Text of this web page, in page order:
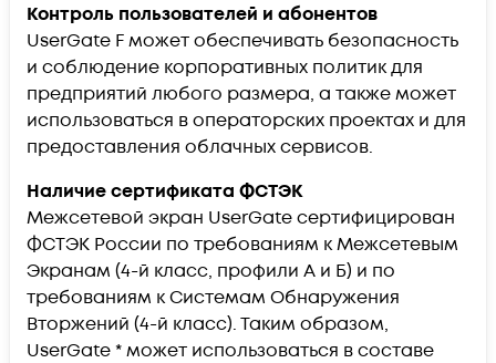
Контроль пользователей и абонентов
UserGate F может обеспечивать безопасность
и соблюдение корпоративных политик для
предприятий любого размера, а также может
использоваться в операторских проектах и для
предоставления облачных сервисов.
Наличие сертификата ФСТЭК
Межсетевой экран UserGate сертифицирован
ФСТЭК России по требованиям к Межсетевым
Экранам (4-й класс, профили А и Б) и по
требованиям к Системам Обнаружения
Вторжений (4-й класс). Таким образом,
UserGate * может использоваться в составе